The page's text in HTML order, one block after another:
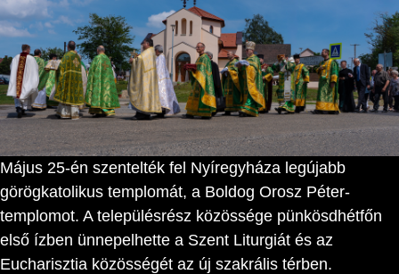
Május 25-én szentelték fel Nyíregyháza legújabb
görögkatolikus templomát, a Boldog Orosz Péter-
templomot. A településrész közössége pünkösdhétfőn
első ízben ünnepelhette a Szent Liturgiát és az
Eucharisztia közösségét az új szakrális térben.